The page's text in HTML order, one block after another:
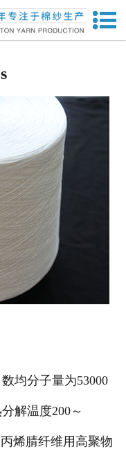
页
线
织面料
均分子量为53000
解温度200～
烯腈纤维用高聚物